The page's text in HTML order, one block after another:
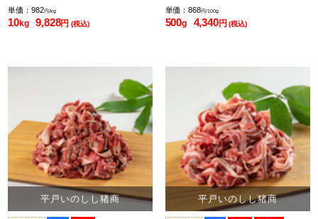
単価：982円/kg
10kg 9,828円(税込)
単価：868円/100g
500g 4,340円(税込)
平戸いのしし猪商 平戸いのしし猪商